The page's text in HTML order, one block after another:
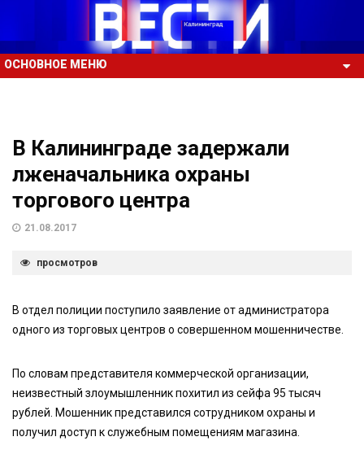
ОСНОВНОЕ МЕНЮ
В Калининграде задержали
лженачальника охраны
торгового центра
21.08.2017
просмотров
В отдел полиции поступило заявление от администратора
одного из торговых центров о совершенном мошенничестве.
По словам представителя коммерческой организации,
неизвестный злоумышленник похитил из сейфа 95 тысяч
рублей. Мошенник представился сотрудником охраны и
получил доступ к служебным помещениям магазина.